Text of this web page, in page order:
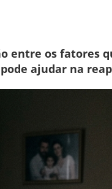
entre os fatores
ajudar na